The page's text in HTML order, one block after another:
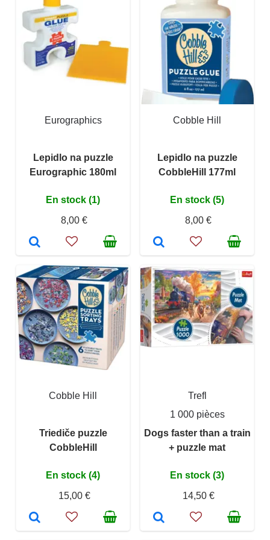
Eurographics
Lepidlo na puzzle
Eurographic 180ml
En stock (1)
8,00 €
Cobble Hill
Lepidlo na puzzle
CobbleHill 177ml
En stock (5)
8,00 €
Cobble Hill
Triediče puzzle
CobbleHill
En stock (4)
15,00 €
Trefl
1 000 pièces
Dogs faster than a train
+ puzzle mat
En stock (3)
14,50 €